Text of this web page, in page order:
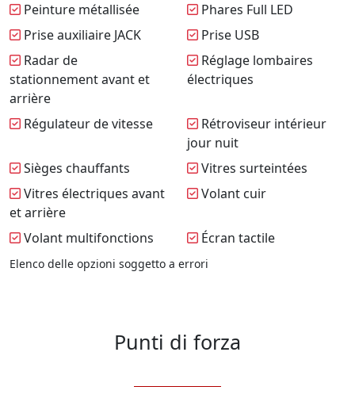
Peinture métallisée
Phares Full LED
Prise auxiliaire JACK
Prise USB
Radar de
stationnement avant et
arrière
Réglage lombaires
électriques
Régulateur de vitesse
Rétroviseur intérieur
jour nuit
Sièges chauffants
Vitres surteintées
Vitres électriques avant
et arrière
Volant cuir
Volant multifonctions Écran tactile
Elenco delle opzioni soggetto a errori
Punti di forza